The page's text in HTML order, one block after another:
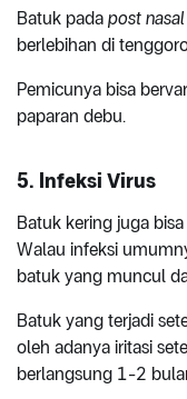
Batuk pada post
berlebihan di
Pemicunya bisa
paparan debu.
5. Infeksi Virus
Batuk kering juga
Walau infeksi
batuk yang muncul
Batuk yang terjadi
oleh adanya iritasi
berlangsung 1-2